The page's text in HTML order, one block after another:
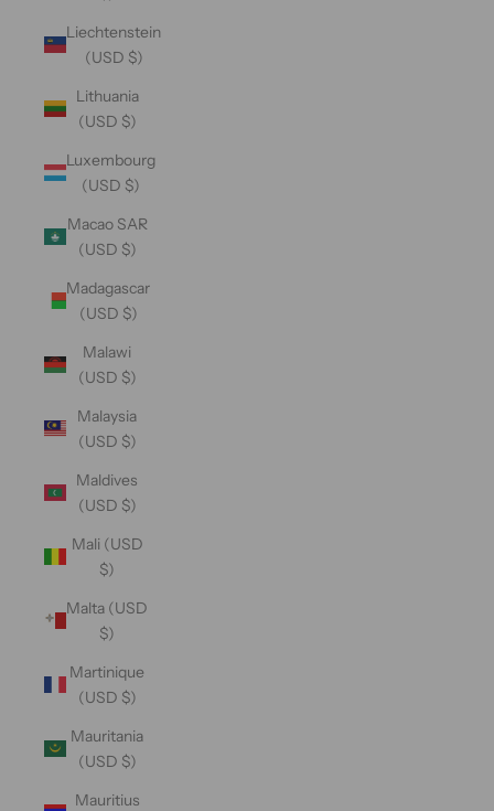
Liechtenstein
(USD $)
Lithuania
(USD $)
Luxembourg
(USD $)
Macao SAR
(USD $)
Madagascar
(USD $)
Malawi
(USD $)
Malaysia
(USD $)
Maldives
(USD $)
Mali (USD
$)
Malta (USD
$)
Martinique
(USD $)
Mauritania
(USD $)
Mauritius